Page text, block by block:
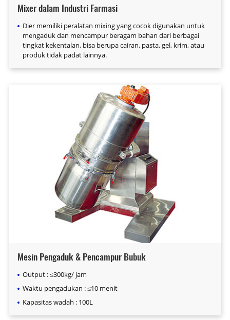
Mixer dalam Industri Farmasi
Dier memiliki peralatan mixing yang cocok digunakan untuk
mengaduk dan mencampur beragam bahan dari berbagai
tingkat kekentalan, bisa berupa cairan, pasta, gel, krim, atau
produk tidak padat lainnya.
Mesin Pengaduk & Pencampur Bubuk
Output : ≤300kg/ jam
Waktu pengadukan : ≤10 menit
Kapasitas wadah : 100L